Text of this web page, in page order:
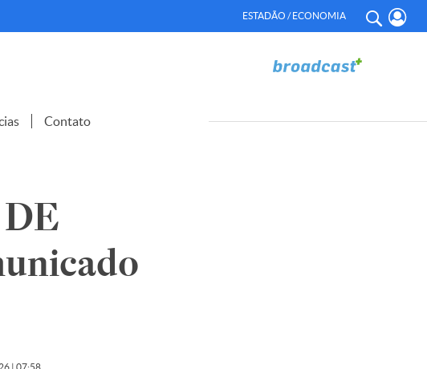
ESTADÃO / ECONOMIA
Contato